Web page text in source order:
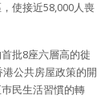
使接近58,000人喪
批8座六層高的徙
公共房屋政策的開
民生活習慣的轉